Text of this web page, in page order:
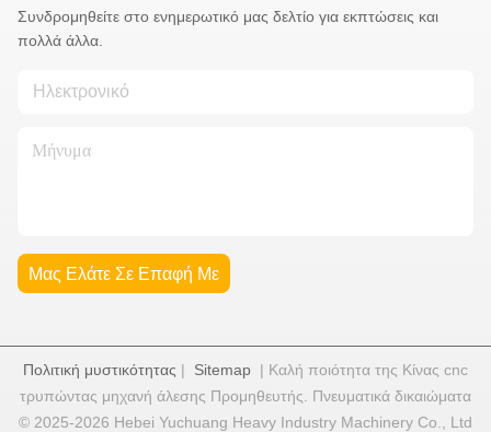
Συνδρομηθείτε στο ενημερωτικό μας δελτίο για εκπτώσεις και
πολλά άλλα.
Μας Ελάτε Σε Επαφή Με
Πολιτική μυστικότητας | Sitemap | Καλή ποιότητα της Κίνας cnc
τρυπώντας μηχανή άλεσης Προμηθευτής. Πνευματικά δικαιώματα
© 2025-2026 Hebei Yuchuang Heavy Industry Machinery Co., Ltd